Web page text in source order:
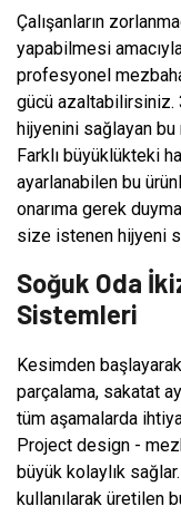
Çalışanların
yapabilmesi
profesyonel
gücü azaltabilirsiniz.
hijyenini sağlayan
Farklı büyüklükteki
ayarlanabilen bu
onarıma gerek
size istenen hijyeni
Soğuk Oda
Sistemleri
Kesimden
parçalama, sakatat
tüm aşamalarda
Project design -
büyük kolaylık
kullanılarak üretilen